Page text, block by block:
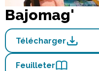
Bajomag'
Télécharger
Feuilleter